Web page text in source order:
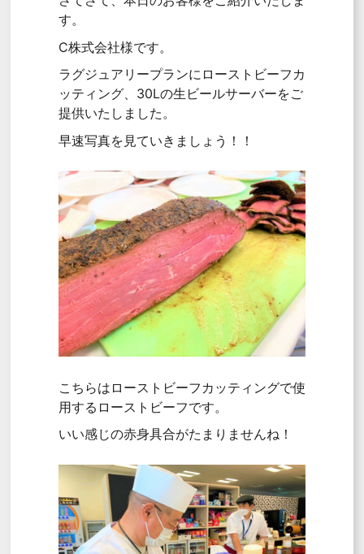
す。
C株式会社様です。
ラグジュアリープランにローストビーフカ
ッティング、30Lの生ビールサーバーをご
提供いたしました。
早速写真を見ていきましょう！！
こちらはローストビーフカッティングで使
用するローストビーフです。
いい感じの赤身具合がたまりませんね！